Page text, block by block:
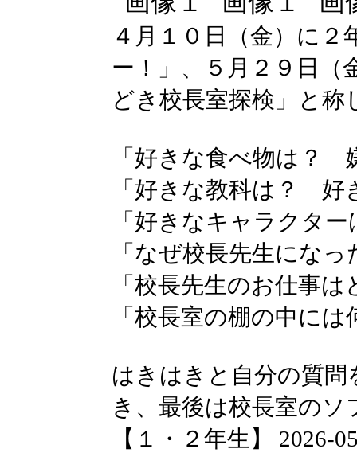
４月１０日（金）に
ー！」、５月２９日（
どき校長室探検」と
「好きな食べ物は？
「好きな教科は？ 好
「好きなキャラクター
「なぜ校長先生になっ
「校長先生のお仕事
「校長室の棚の中に
はきはきと自分の質
き、最後は校長室の
【１・２年生】 2026-